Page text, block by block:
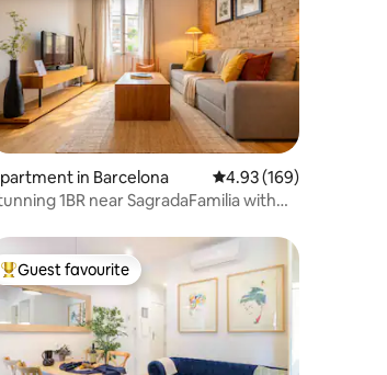
rating, 733 reviews
in Barcelona 4.93 out of 5 average
4.93 (169)
1BR near SagradaFamilia with
Top guest favourite
Guest favourite